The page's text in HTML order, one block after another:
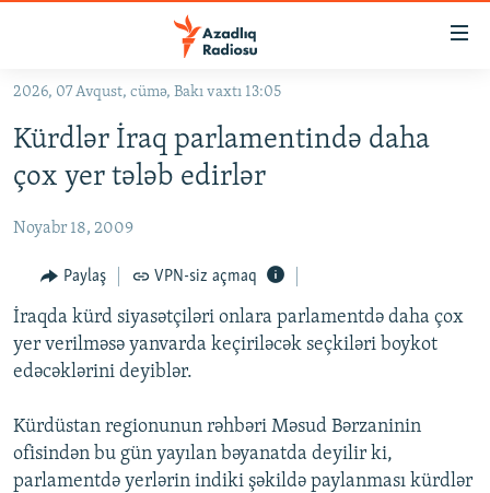
Əsas
qayıt
Əsas
naviqasiyaya
qayıt
KORRUPSIOMETR
#ƏSLINDƏ
FƏRQƏ BAX
QANUNI DOĞRU
ARAŞDIRMA
VIDEO
FOTOQALEREYA
RADIO ARXIV
OXU ZALI
HAQQIMIZDA
2026, 07 Avqust, cümə, Bakı vaxtı 13:05
Kürdlər İraq parlamentində daha
çox yer tələb edirlər
Noyabr 18, 2009
Paylaş VPN-siz açmaq
İraqda kürd siyasətçiləri onlara parlamentdə daha çox
yer verilməsə yanvarda keçiriləcək seçkiləri boykot
edəcəklərini deyiblər.
Kürdüstan regionunun rəhbəri Məsud Bərzaninin
ofisindən bu gün yayılan bəyanatda deyilir ki,
parlamentdə yerlərin indiki şəkildə paylanması kürdlər